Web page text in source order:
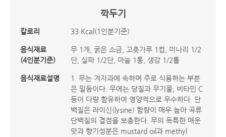
깍두기
칼로리 33 Kcal(1인분기준)
음식재료
(4인분기준)
무 1개, 굵은 소금, 고춧가루 1컵, 미나리 1/2
단, 실파 1/2단, 마늘 1통, 생강 1/2톨
음식재료설명
1. 무는 겨자과에 속하며 주로 식용하는 부분
은 밑동이다. 무에는 당질과 무기물, 비타민 C
등이 다량 함유하여 영양적으로 우수하다. 단
백질은 라이신(lysine) 함량이 매우 높아 곡류
단백질의 결점을 보충한다. 무의 독특한 매운
맛과 향기성분은 mustard oil과 methyl